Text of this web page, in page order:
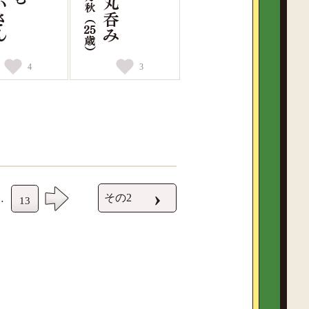
4 3
13 その2 ›